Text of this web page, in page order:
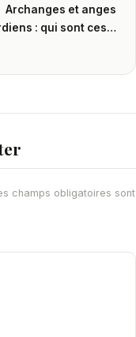
Archanges et anges
: qui sont ces…
champs obligatoires sont